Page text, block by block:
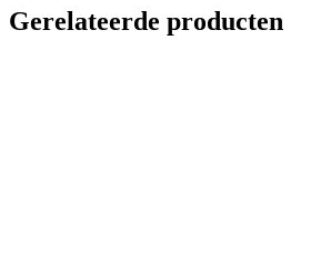
Gerelateerde producten